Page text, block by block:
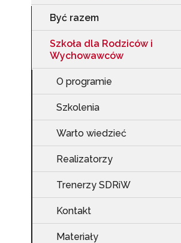
Być razem
Szkoła dla Rodziców i
Wychowawców
O programie
Szkolenia
Warto wiedzieć
Realizatorzy
Trenerzy SDRiW
Kontakt
Materiały